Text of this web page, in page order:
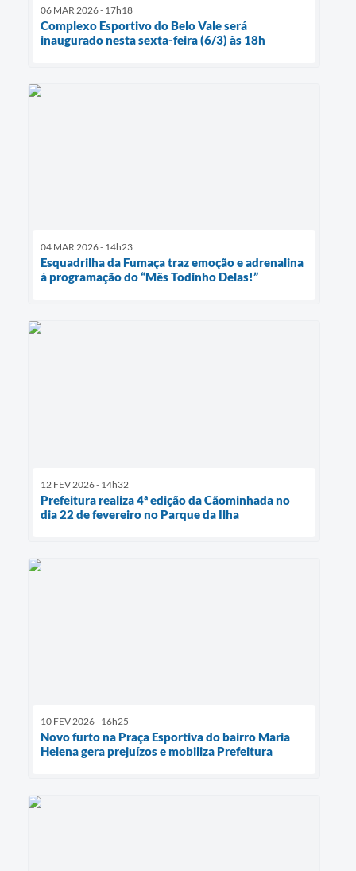
06 MAR 2026 - 17h18
Complexo Esportivo do Belo Vale será
inaugurado nesta sexta-feira (6/3) às 18h
04 MAR 2026 - 14h23
Esquadrilha da Fumaça traz emoção e adrenalina
à programação do “Mês Todinho Delas!”
12 FEV 2026 - 14h32
Prefeitura realiza 4ª edição da Cãominhada no
dia 22 de fevereiro no Parque da Ilha
10 FEV 2026 - 16h25
Novo furto na Praça Esportiva do bairro Maria
Helena gera prejuízos e mobiliza Prefeitura